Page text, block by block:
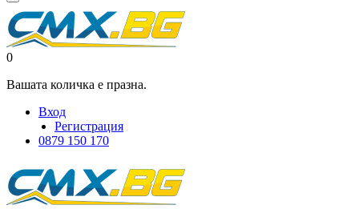
0
Вашата количка е празна.
Вход
Регистрация
0879 150 170